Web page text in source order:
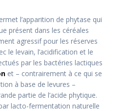
l’apparition de phytase qui
présent dans les céréales
agressif pour les réserves
le levain, l’acidification et le
par les bactéries lactiques
et – contrairement à ce qui se
à base de levures –
partie de l’acide phytique.
lacto-fermentation naturelle